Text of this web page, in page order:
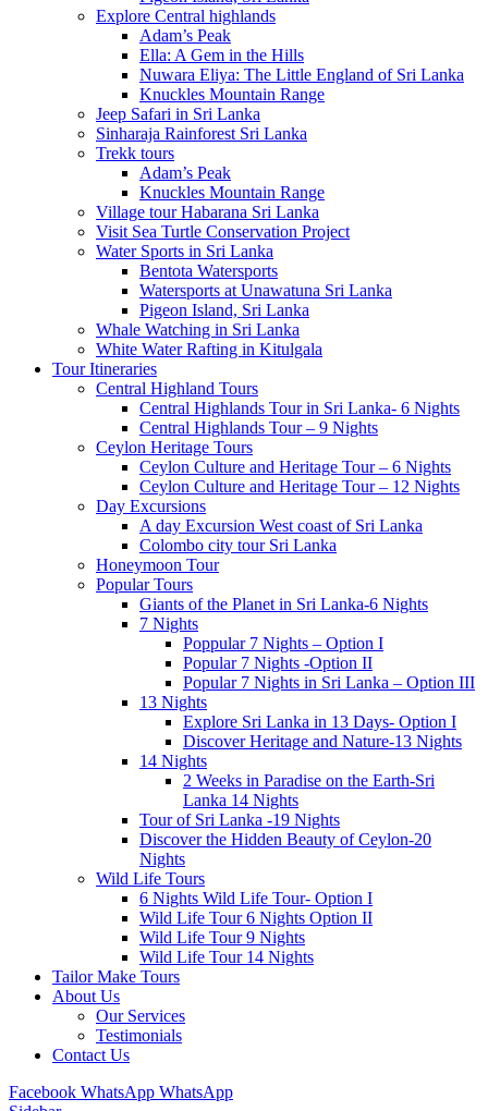
Explore Central highlands
Adam’s Peak
Ella: A Gem in the Hills
Nuwara Eliya: The Little England of Sri Lanka
Knuckles Mountain Range
Jeep Safari in Sri Lanka
Sinharaja Rainforest Sri Lanka
Trekk tours
Adam’s Peak
Knuckles Mountain Range
Village tour Habarana Sri Lanka
Visit Sea Turtle Conservation Project
Water Sports in Sri Lanka
Bentota Watersports
Watersports at Unawatuna Sri Lanka
Pigeon Island, Sri Lanka
Whale Watching in Sri Lanka
White Water Rafting in Kitulgala
Tour Itineraries
Central Highland Tours
Central Highlands Tour in Sri Lanka- 6 Nights
Central Highlands Tour – 9 Nights
Ceylon Heritage Tours
Ceylon Culture and Heritage Tour – 6 Nights
Ceylon Culture and Heritage Tour – 12 Nights
Day Excursions
A day Excursion West coast of Sri Lanka
Colombo city tour Sri Lanka
Honeymoon Tour
Popular Tours
Giants of the Planet in Sri Lanka-6 Nights
7 Nights
Poppular 7 Nights – Option I
Popular 7 Nights -Option II
Popular 7 Nights in Sri Lanka – Option III
13 Nights
Explore Sri Lanka in 13 Days- Option I
Discover Heritage and Nature-13 Nights
14 Nights
2 Weeks in Paradise on the Earth-Sri
Lanka 14 Nights
Tour of Sri Lanka -19 Nights
Discover the Hidden Beauty of Ceylon-20
Nights
Wild Life Tours
6 Nights Wild Life Tour- Option I
Wild Life Tour 6 Nights Option II
Wild Life Tour 9 Nights
Wild Life Tour 14 Nights
Tailor Make Tours
About Us
Our Services
Testimonials
Contact Us
Facebook WhatsApp WhatsApp